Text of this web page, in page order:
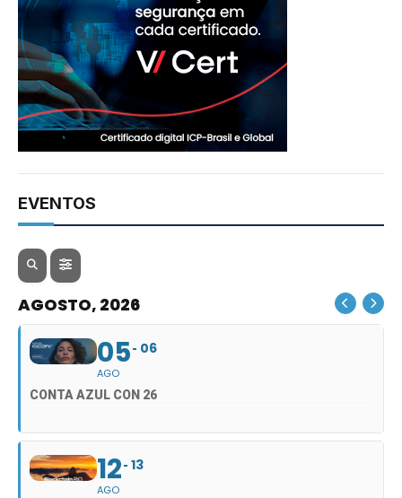
EVENTOS
AGOSTO, 2026
05
AGO
06
CONTA AZUL CON 26
12
AGO
13